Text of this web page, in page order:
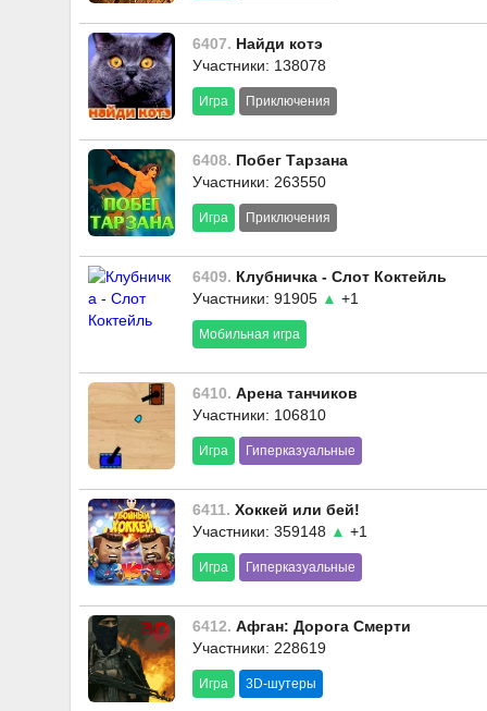
6407. Найди котэ
Участники: 138078
Игра Приключения
6408. Побег Тарзана
Участники: 263550
Игра Приключения
6409. Клубничка - Слот Коктейль
Участники: 91905 ▲ +1
Мобильная игра
6410. Арена танчиков
Участники: 106810
Игра Гиперказуальные
6411. Хоккей или бей!
Участники: 359148 ▲ +1
Игра Гиперказуальные
6412. Афган: Дорога Смерти
Участники: 228619
Игра 3D-шутеры